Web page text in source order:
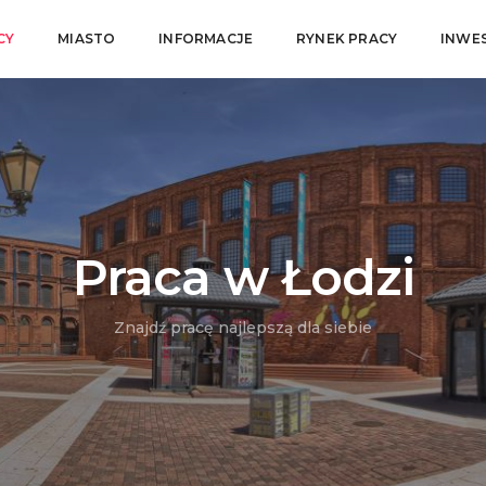
MIASTO INFORMACJE RYNEK PRACY
Praca w Łodzi
Znajdź pracę najlepszą dla siebie